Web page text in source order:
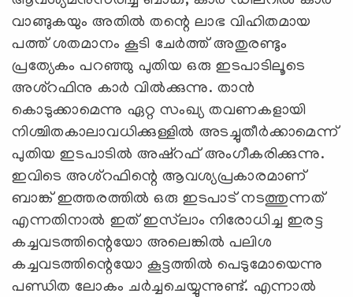
വാങ്ങുകയും അതില്‍ തന്റെ ലാഭ വിഹിതമായ
പത്ത് ശതമാനം കൂടി ചേര്‍ത്ത് അതുരണ്ടും
പ്രത്യേകം പറഞ്ഞു പുതിയ ഒരു ഇടപാടിലൂടെ
അശ്റഫിനു കാര്‍ വില്‍ക്കുന്നു. താന്‍
കൊടുക്കാമെന്നു ഏറ്റ സംഖ്യ തവണകളായി
നിശ്ചിതകാലാവധിക്കുള്ളില്‍ അടച്ചുതീര്‍ക്കാമെന്ന്
പുതിയ ഇടപാടില്‍ അഷ്‌റഫ്‌ അംഗീകരിക്കുന്നു.
ഇവിടെ അശ്റഫിന്റെ ആവശ്യപ്രകാരമാണ്
ബാങ്ക് ഇത്തരത്തില്‍ ഒരു ഇടപാട് നടത്തുന്നത്
എന്നതിനാല്‍ ഇത് ഇസ്‌ലാം നിരോധിച്ച ഇരട്ട
കച്ചവടത്തിന്റെയോ അലെങ്കില്‍ പലിശ
കച്ചവടത്തിന്റെയോ കൂട്ടത്തില്‍ പെടുമോയെന്നു
പണ്ഡിത ലോകം ചര്‍ച്ചചെയ്യുന്നുണ്ട്. എന്നാല്‍